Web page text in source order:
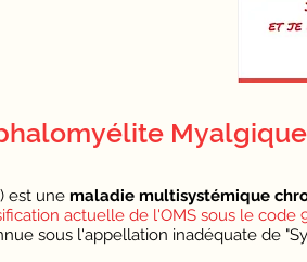
Myalgique
est une maladie multisystémique
actuelle de l'OMS sous le code
sous l'appellation inadéquate de